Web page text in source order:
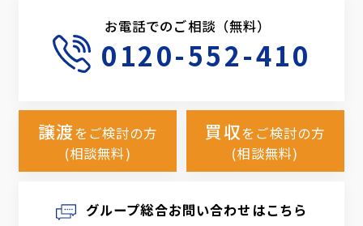
お電話でのご相談（無料）
0120-552-410
譲渡をご検討の方
(相談無料)
買収をご検討の方
(相談無料)
グループ総合お問い合わせはこちら